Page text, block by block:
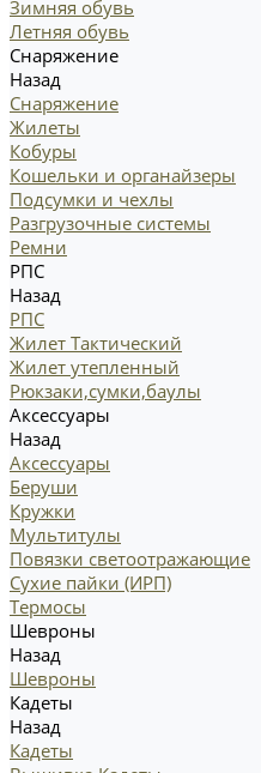
Зимняя обувь
Летняя обувь
Снаряжение
Назад
Снаряжение
Жилеты
Кобуры
Кошельки и органайзеры
Подсумки и чехлы
Разгрузочные системы
Ремни
РПС
Назад
РПС
Жилет Тактический
Жилет утепленный
Рюкзаки,сумки,баулы
Аксессуары
Назад
Аксессуары
Беруши
Кружки
Мультитулы
Повязки светоотражающие
Сухие пайки (ИРП)
Термосы
Шевроны
Назад
Шевроны
Кадеты
Назад
Кадеты